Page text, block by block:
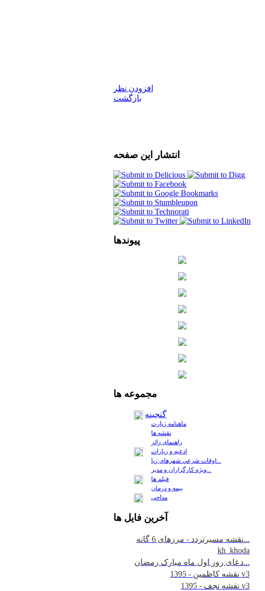
افزودن نظر
بازگشت
انتشار این صفحه
پیوندها
مجموعه ها
گنجینه
ماهنامه زیارت
نقشه ها
راهنمای زائر
ادعیه و زیارات
فيلم ها
بیمه و درمان
مداحی
آخرين فايل ها
نقشه مسیرتردد - مرزهای 6 گانه...
kh_khoda
دعای روز اول ماه مبارک رمضان...
نقشه کاظمین - 1395 v3
نقشه نجف - 1395 v3